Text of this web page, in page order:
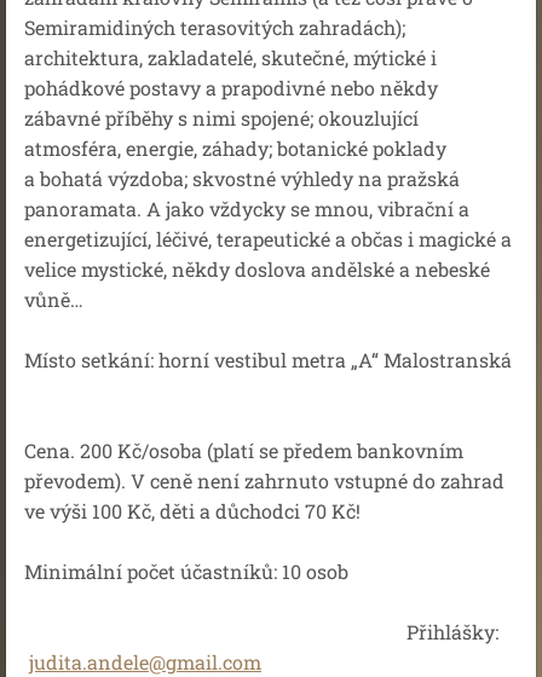
Semiramidiných terasovitých zahradách);
architektura, zakladatelé, skutečné, mýtické i
pohádkové postavy a prapodivné nebo někdy
zábavné příběhy s nimi spojené; okouzlující
atmosféra, energie, záhady; botanické poklady
a bohatá výzdoba; skvostné výhledy na pražská
panoramata. A jako vždycky se mnou, vibrační a
energetizující, léčivé, terapeutické a občas i magické a
velice mystické, někdy doslova andělské a nebeské
vůně…
Místo setkání: horní vestibul metra „A“ Malostranská
Cena. 200 Kč/osoba (platí se předem bankovním
převodem). V ceně není zahrnuto vstupné do zahrad
ve výši 100 Kč, děti a důchodci 70 Kč!
Minimální počet účastníků: 10 osob
Přihlášky:
judita.andele@gmail.com